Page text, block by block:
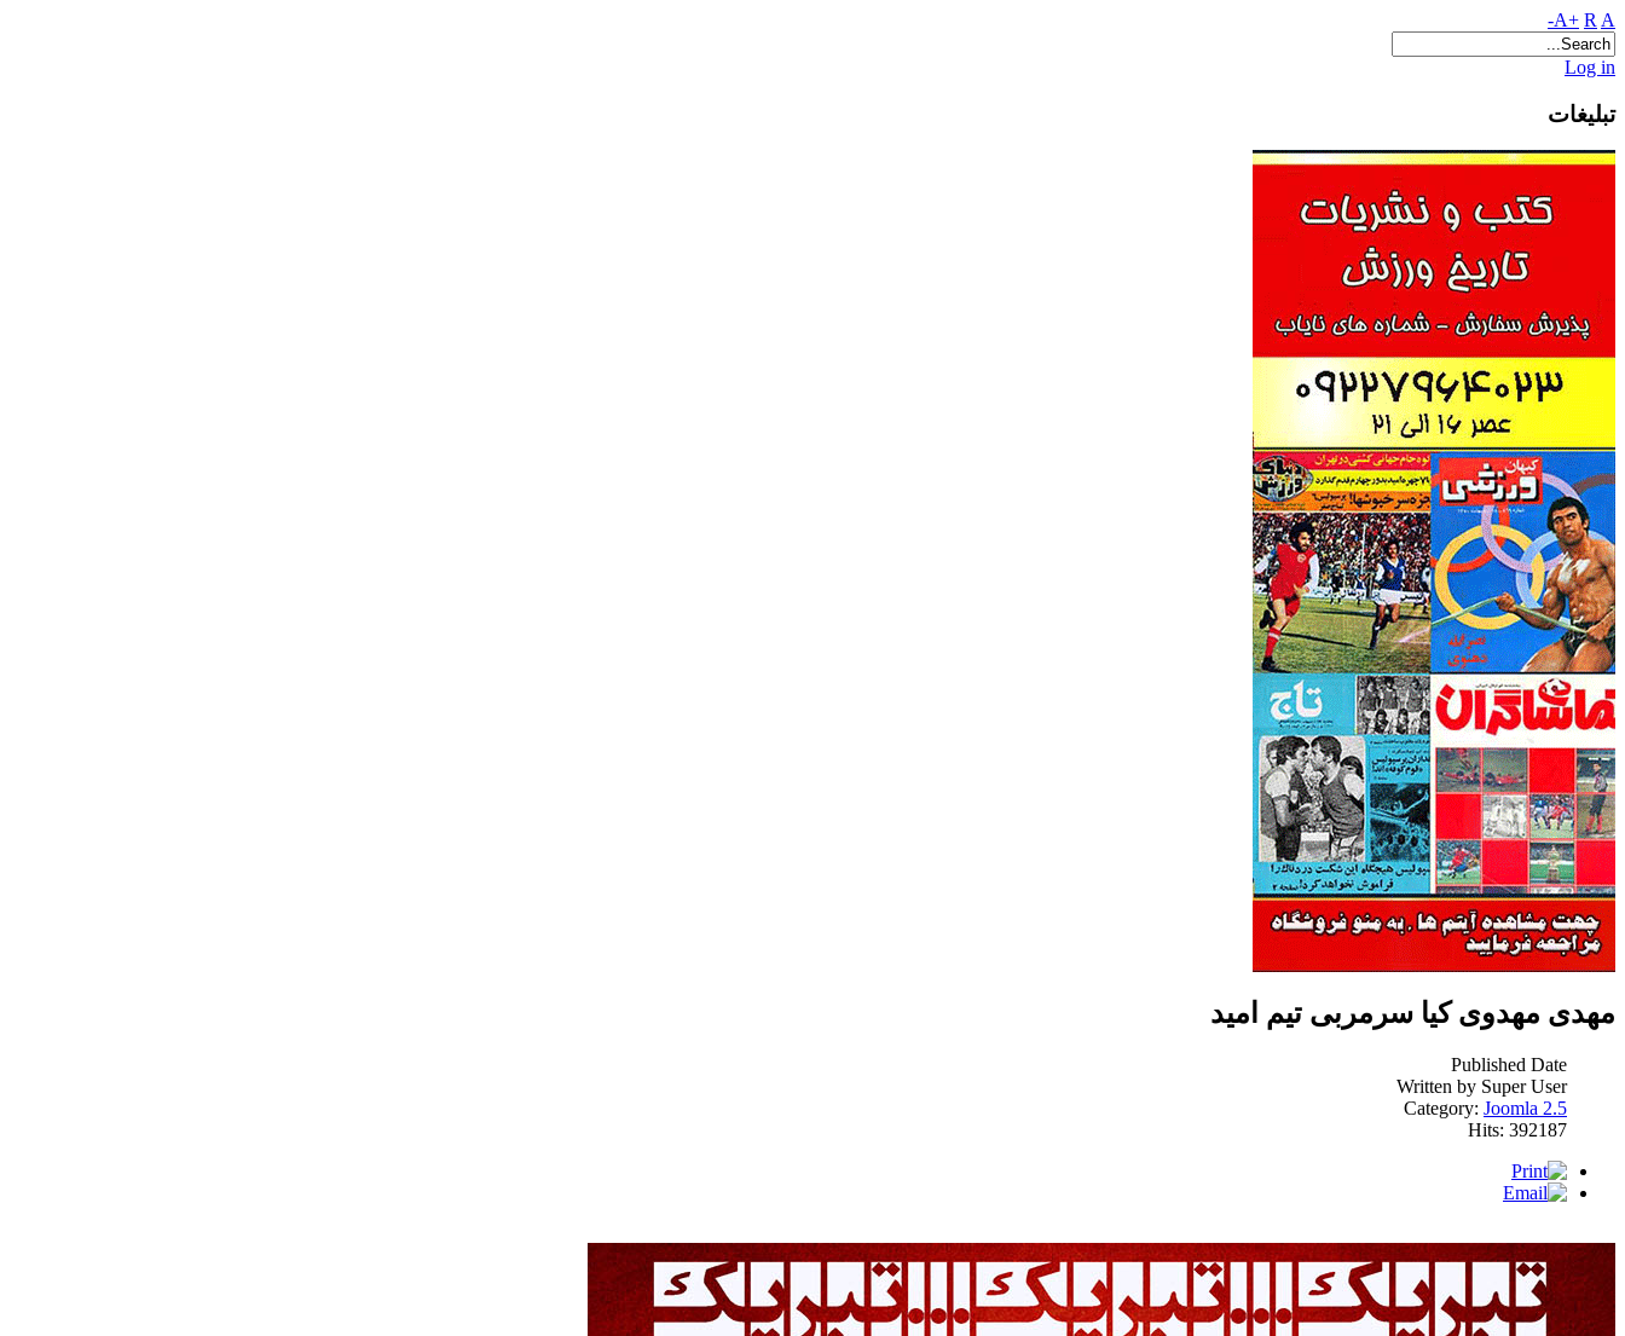
A+ R A-
Log in
تبلیغات
مهدی مهدوی کیا سرمربی تیم امید
Published Date
Written by Super User
Category: Joomla 2.5
Hits: 392187